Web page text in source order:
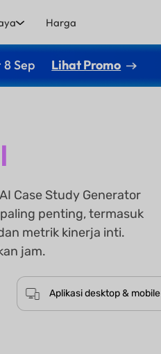
Harga
8 Sep Lihat Promo
Case Study Generator
penting, termasuk
metrik kinerja inti.
jam.
Aplikasi desktop & mobile